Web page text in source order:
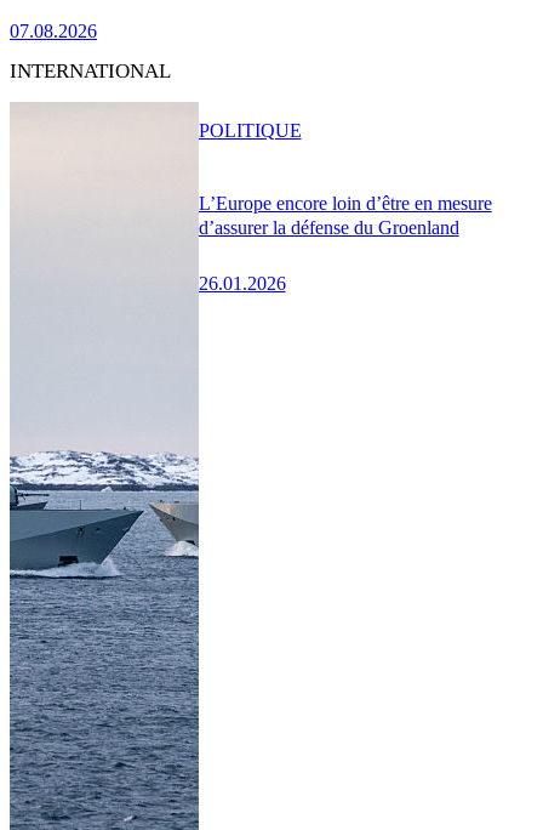
07.08.2026
INTERNATIONAL
L’Europe encore loin d’être en mesure
d’assurer la défense du Groenland
26.01.2026
POLITIQUE